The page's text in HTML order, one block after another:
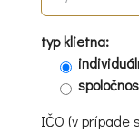
typ klietna:
IČO (v prípade